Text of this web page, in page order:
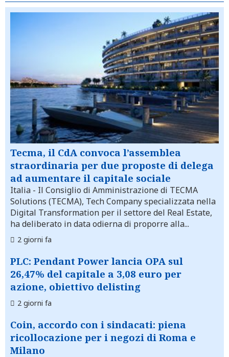
Tecma, il CdA convoca l’assemblea
straordinaria per due proposte di delega
ad aumentare il capitale sociale
Italia - Il Consiglio di Amministrazione di TECMA
Solutions (TECMA), Tech Company specializzata nella
Digital Transformation per il settore del Real Estate,
ha deliberato in data odierna di proporre alla...
2 giorni fa
PLC: Pendant Power lancia OPA sul
26,47% del capitale a 3,08 euro per
azione, obiettivo delisting
2 giorni fa
Coin, accordo con i sindacati: piena
ricollocazione per i negozi di Roma e
Milano